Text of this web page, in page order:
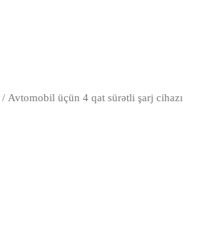
/ Avtomobil üçün 4 qat sürətli şarj cihazı